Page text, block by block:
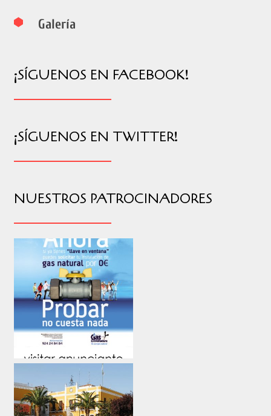
Galería
¡SÍGUENOS EN FACEBOOK!
¡SÍGUENOS EN TWITTER!
NUESTROS PATROCINADORES